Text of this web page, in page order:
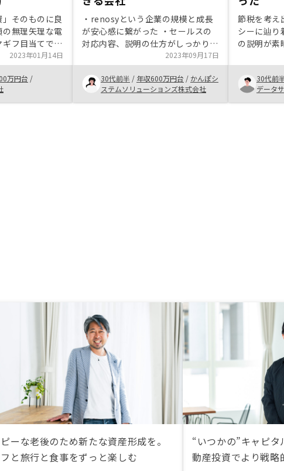
そのものに良
無理矢理な電
フ目当てでし
担当営業の方に
型で疑問点を
ができ、知識
的な投資商品
。もっと明確
2023年01月14日
万円台 /
・renosyという企業の規模と成長
が安心感に繋がった ・セールスの
対応内容、説明の仕方がしっかりし
ていたので、安心感に繋がった ・
月次の支払額が少なくて済んだのが
良かった ・数々のグループ会社と
連携していること、また、アプリで
一括管理できるなど最新の技術をし
2023年09月17日
30代前半 / 年収600万円台 / かんぽシ
ステムソリューションズ株式会社
節税を考え
シーに辿り
の説明が素
NISAと同
たため購入
めた後の
に一度リノ
の他全てリ
30代前
データ
ーな老後のため新たな資産形成を。
と旅行と食事をずっと楽しむ
“いつかの”キャピ
動産投資でより戦略